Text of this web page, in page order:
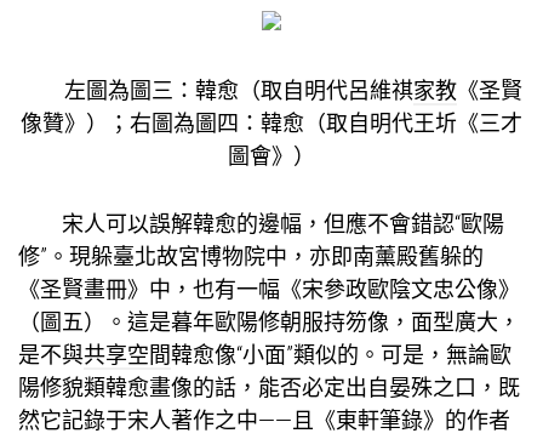
左圖為圖三：韓愈（取自明代呂維祺家教 《圣賢
像贊》）；右圖為圖四：韓愈（取自明代王圻《三才
圖會》）
宋人可以誤解韓愈的邊幅，但應不會錯認“歐陽
修”。現躲臺北故宮博物院中，亦即南薰殿舊躲的
《圣賢畫冊》中，也有一幅《宋參政歐陰文忠公像》
（圖五）。這是暮年歐陽修朝服持笏像，面型廣大，
是不與共享空間韓愈像“小面”類似的。可是，無論歐
陽修貌類韓愈畫像的話，能否必定出自晏殊之口，既
然它記錄于宋人著作之中——且《東軒筆錄》的作者